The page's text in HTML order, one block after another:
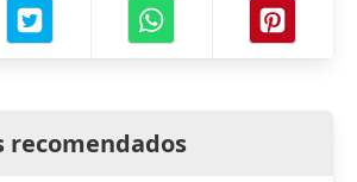
recomendados